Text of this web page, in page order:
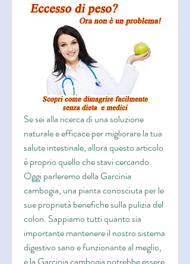
Se sei alla ricerca di una soluzione
naturale e efficace per migliorare la tua
salute intestinale, allora questo articolo
è proprio quello che stavi cercando.
Oggi parleremo della Garcinia
cambogia, una pianta conosciuta per le
sue proprietà benefiche sulla pulizia del
colon. Sappiamo tutti quanto sia
importante mantenere il nostro sistema
digestivo sano e funzionante al meglio,